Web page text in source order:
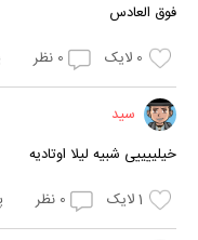
فوق العادس
0 لایک 0 نظر
سید
خیلییییی شبیه لیلا اوتادیه
1لایک 0 نظر